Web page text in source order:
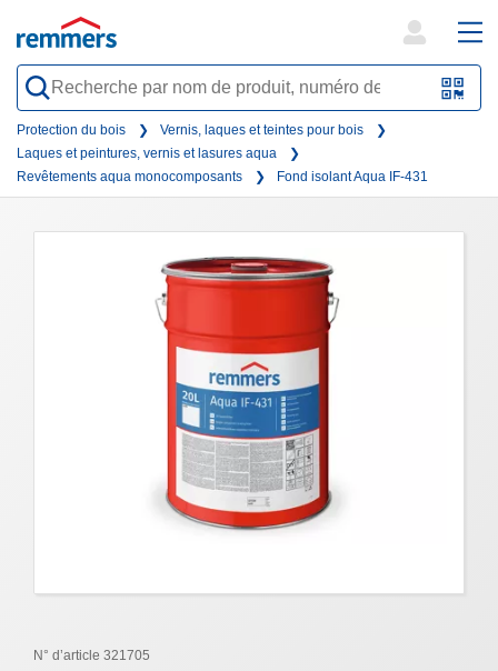
QR-
search
form
Protection du bois
Vernis, laques et teintes pour bois
Laques et peintures, vernis et lasures aqua
Revêtements aqua monocomposants
Fond isolant Aqua IF-431
N° d’article 321705